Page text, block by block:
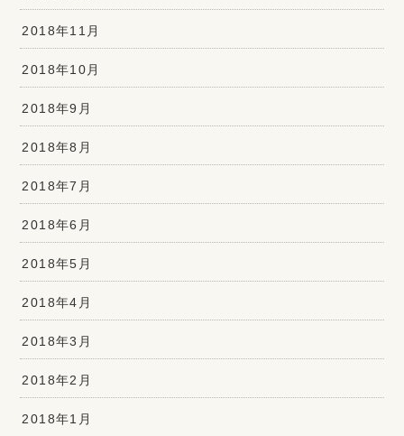
2018年11月
2018年10月
2018年9月
2018年8月
2018年7月
2018年6月
2018年5月
2018年4月
2018年3月
2018年2月
2018年1月